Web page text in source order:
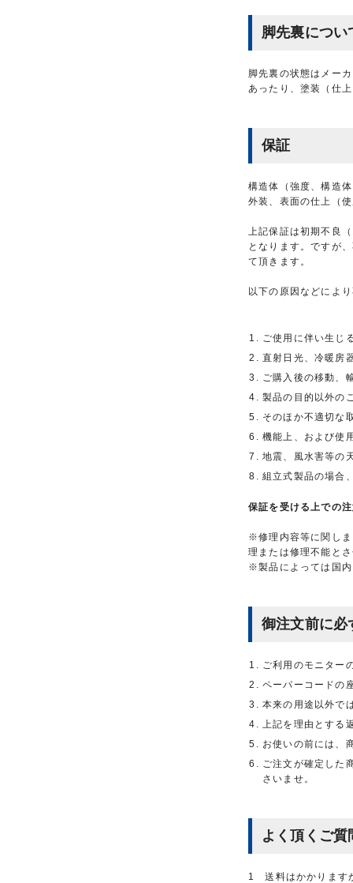
脚先裏につい
脚先裏の状態はメー
あったり、塗装（仕
保証
構造体（強度、構造
外装、表面の仕上（
上記保証は初期不良
となります。ですが
て頂きます。
以下の原因などによ
ご使用に伴い生じ
直射日光、冷暖房
ご購入後の移動、
製品の目的以外の
そのほか不適切な
機能上、および使
地震、風水害等の
組立式製品の場合
保証を受ける上での
※修理内容等に関し
理または修理不能と
※製品によっては国
御注文前に必
ご利用のモニター
ペーパーコードの
本来の用途以外で
上記を理由とする
お使いの前には、
ご注文が確定した
さいませ。
よく頂くご質
1 送料はかかります